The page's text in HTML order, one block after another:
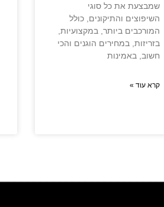
שמבצעת את כל סוגי
השיפוצים והתיקונים, כולל
המורכבים ביותר, במקצועיות,
בזריזות, במחירים הוגנים והכי
חשוב, באמינות
קרא עוד »